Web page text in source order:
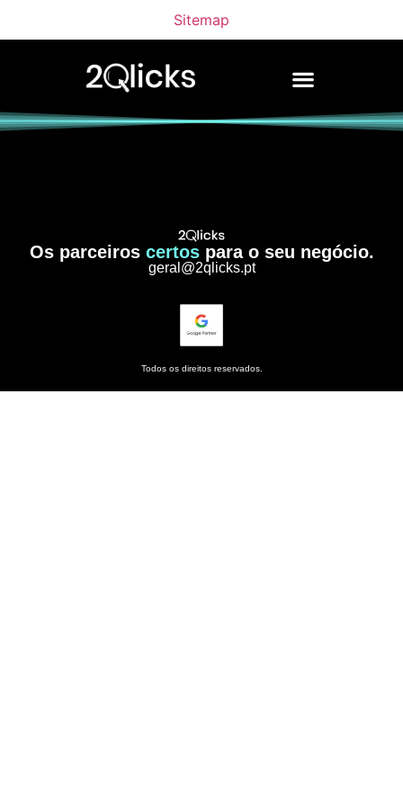
Sitemap
Os parceiros certospara o seu negócio.
geral@2qlicks.pt
Todos os direitos reservados.